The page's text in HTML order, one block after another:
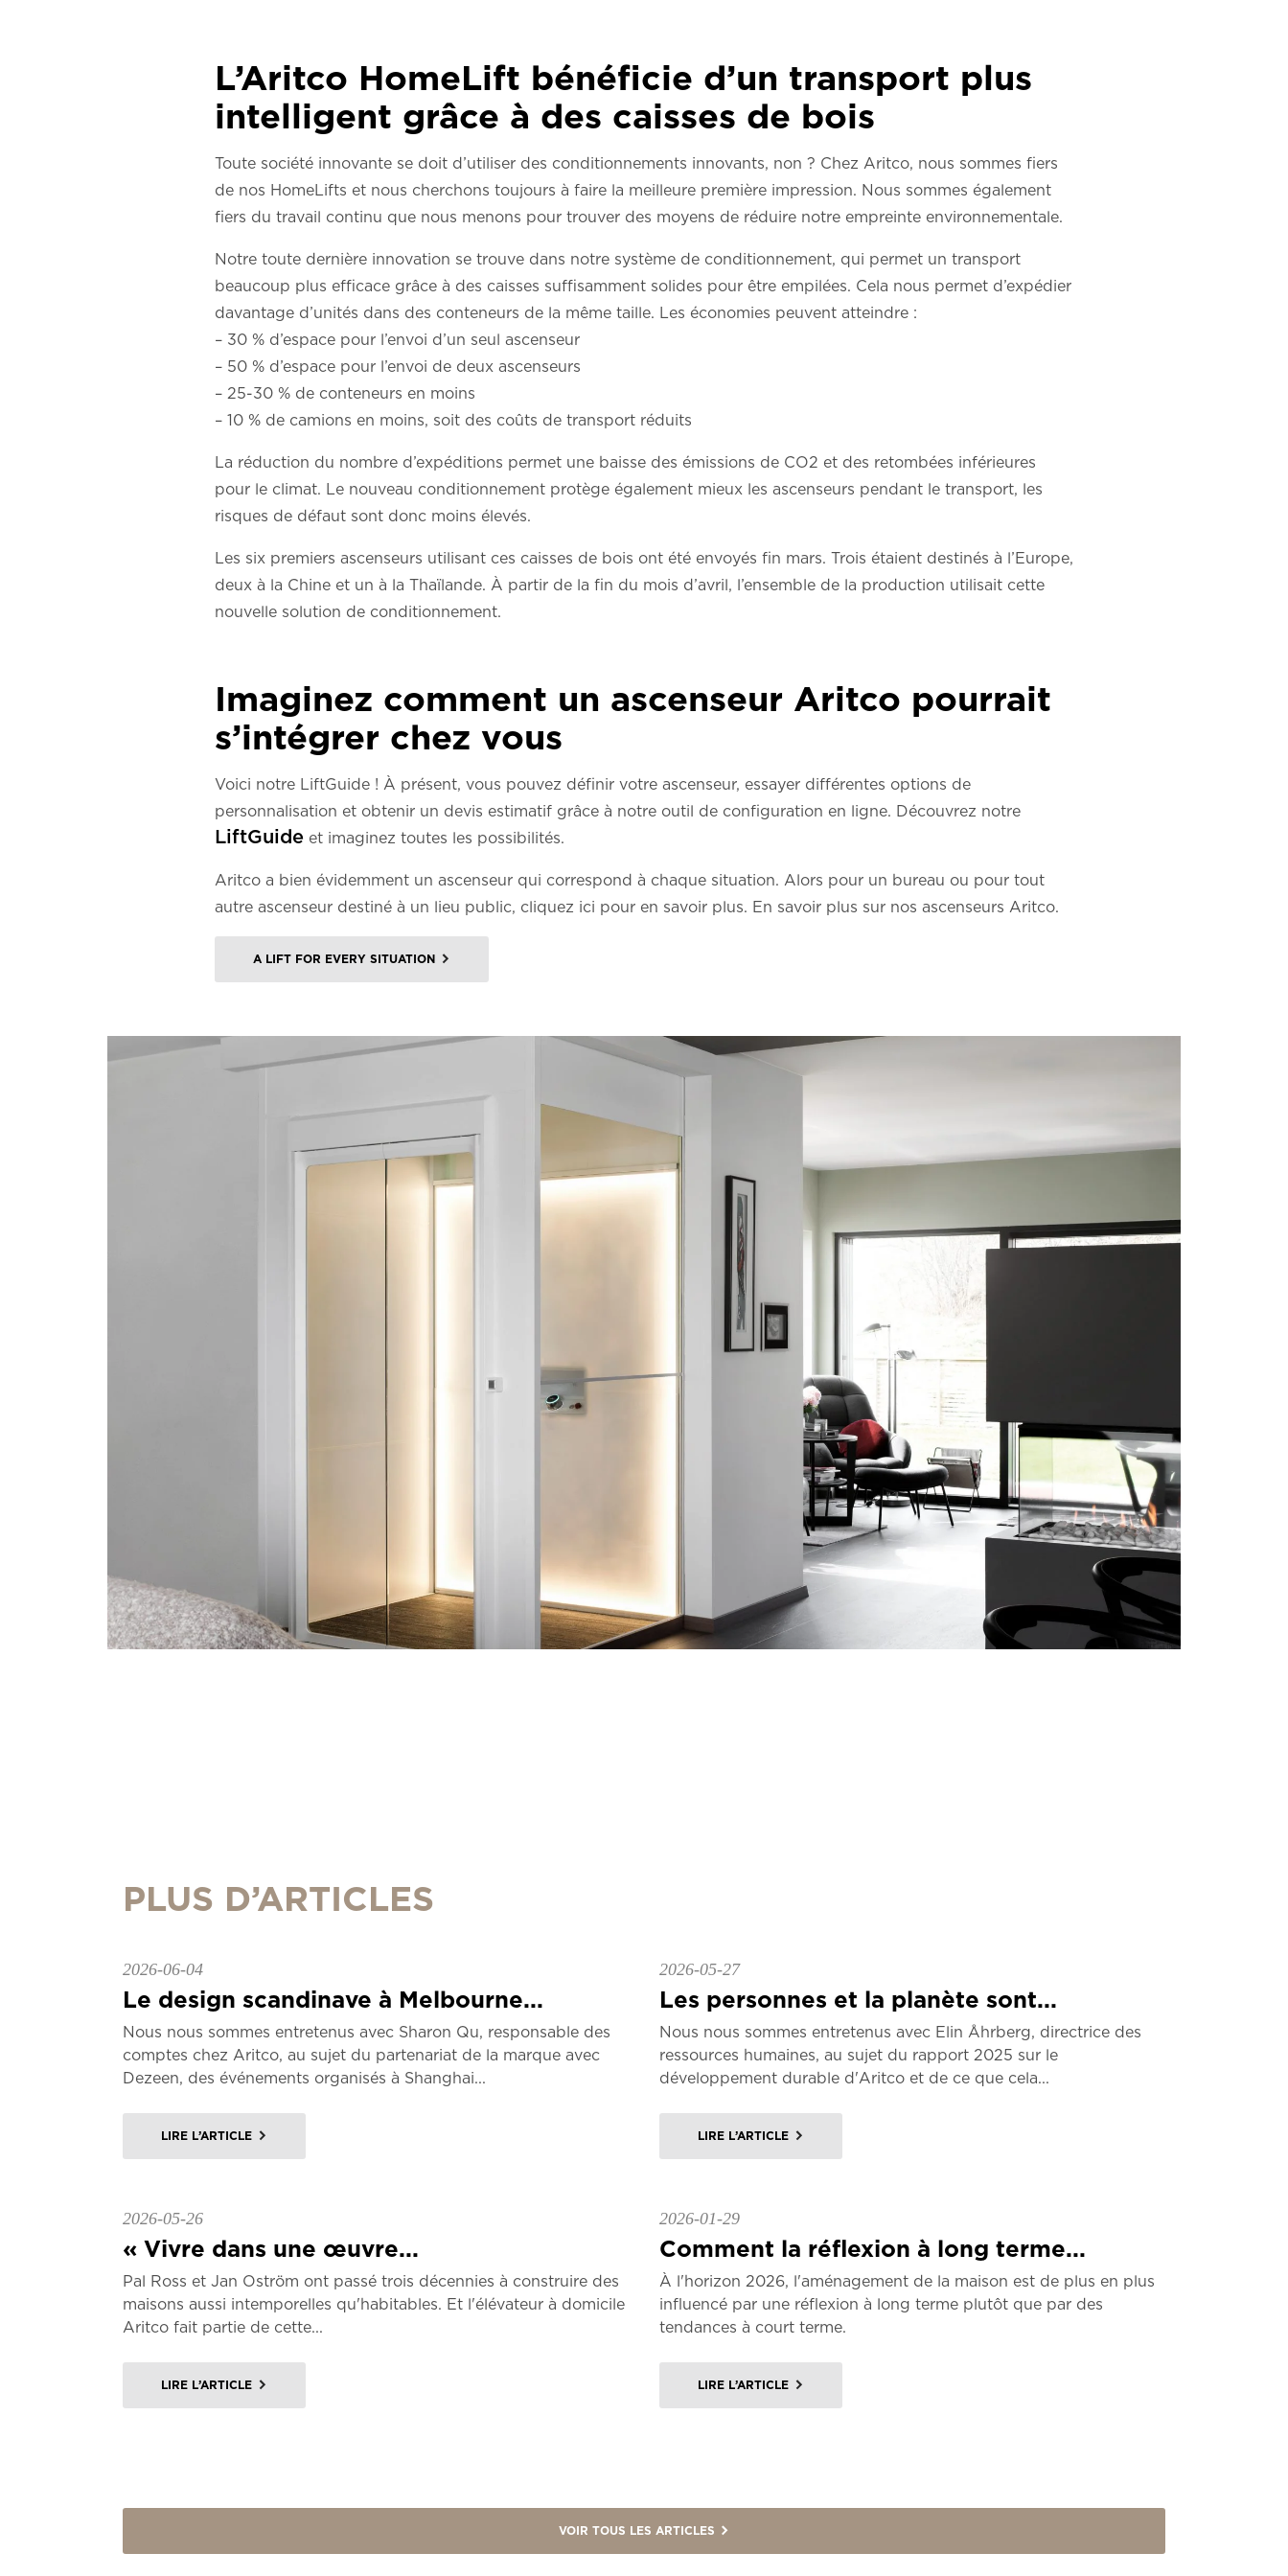
L’Aritco HomeLift bénéficie d’un transport plus
intelligent grâce à des caisses de bois
Toute société innovante se doit d’utiliser des conditionnements innovants, non ? Chez Aritco, nous sommes fiers
de nos HomeLifts et nous cherchons toujours à faire la meilleure première impression. Nous sommes également
fiers du travail continu que nous menons pour trouver des moyens de réduire notre empreinte environnementale.
Notre toute dernière innovation se trouve dans notre système de conditionnement, qui permet un transport
beaucoup plus efficace grâce à des caisses suffisamment solides pour être empilées. Cela nous permet d’expédier
davantage d’unités dans des conteneurs de la même taille. Les économies peuvent atteindre :
– 30 % d’espace pour l’envoi d’un seul ascenseur
– 50 % d’espace pour l’envoi de deux ascenseurs
– 25-30 % de conteneurs en moins
– 10 % de camions en moins, soit des coûts de transport réduits
La réduction du nombre d’expéditions permet une baisse des émissions de CO2 et des retombées inférieures
pour le climat. Le nouveau conditionnement protège également mieux les ascenseurs pendant le transport, les
risques de défaut sont donc moins élevés.
Les six premiers ascenseurs utilisant ces caisses de bois ont été envoyés fin mars. Trois étaient destinés à l’Europe,
deux à la Chine et un à la Thaïlande. À partir de la fin du mois d’avril, l’ensemble de la production utilisait cette
nouvelle solution de conditionnement.
Imaginez comment un ascenseur Aritco pourrait
s’intégrer chez vous
Voici notre LiftGuide ! À présent, vous pouvez définir votre ascenseur, essayer différentes options de
personnalisation et obtenir un devis estimatif grâce à notre outil de configuration en ligne. Découvrez notre
LiftGuide et imaginez toutes les possibilités.
Aritco a bien évidemment un ascenseur qui correspond à chaque situation. Alors pour un bureau ou pour tout
autre ascenseur destiné à un lieu public, cliquez ici pour en savoir plus. En savoir plus sur nos ascenseurs Aritco.
A LIFT FOR EVERY SITUATION
PLUS D’ARTICLES
2026-06-04
Le design scandinave à Melbourne...
Nous nous sommes entretenus avec Sharon Qu, responsable des
comptes chez Aritco, au sujet du partenariat de la marque avec
Dezeen, des événements organisés à Shanghai...
LIRE L’ARTICLE
2026-05-27
Les personnes et la planète sont...
Nous nous sommes entretenus avec Elin Åhrberg, directrice des
ressources humaines, au sujet du rapport 2025 sur le
développement durable d'Aritco et de ce que cela...
LIRE L’ARTICLE
2026-05-26
« Vivre dans une œuvre...
Pal Ross et Jan Oström ont passé trois décennies à construire des
maisons aussi intemporelles qu'habitables. Et l'élévateur à domicile
Aritco fait partie de cette...
LIRE L’ARTICLE
2026-01-29
Comment la réflexion à long terme...
À l'horizon 2026, l'aménagement de la maison est de plus en plus
influencé par une réflexion à long terme plutôt que par des
tendances à court terme.
LIRE L’ARTICLE
VOIR TOUS LES ARTICLES